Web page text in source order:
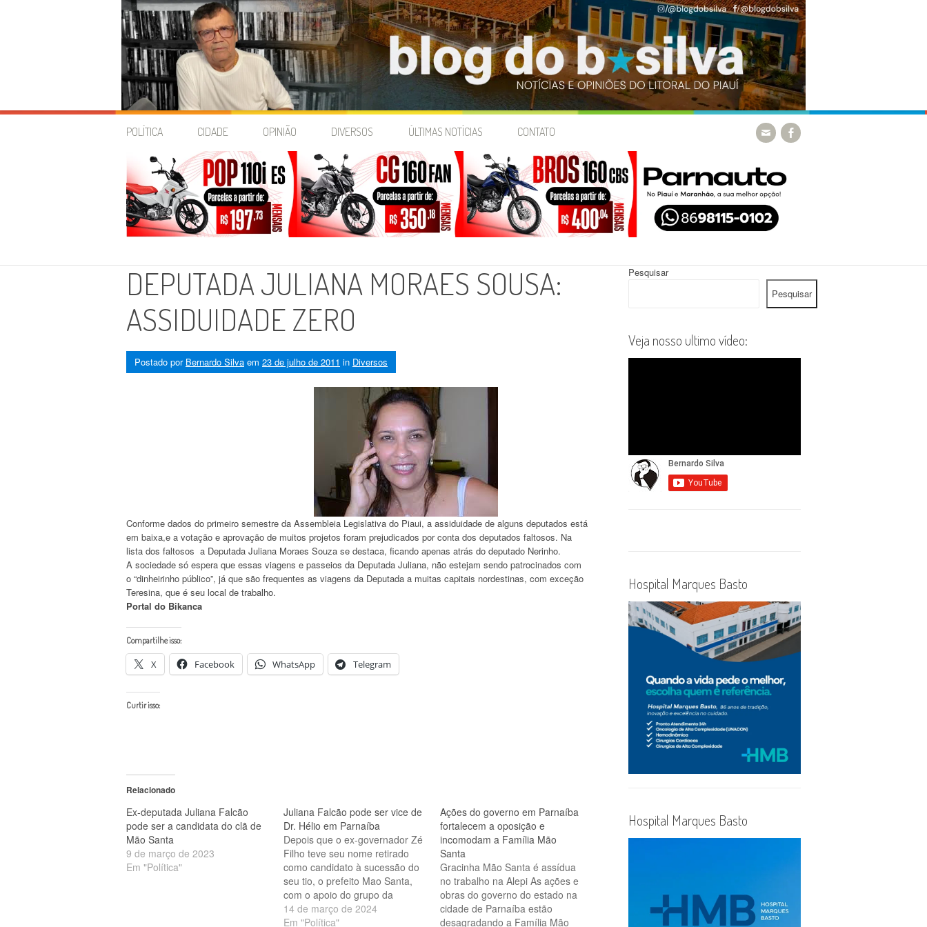
Skip
POLÍTICA CIDADE OPINIÃO DIVERSOS ÚLTIMAS NOTÍCIAS CONTATO
DEPUTADA JULIANA MORAES SOUSA:
ASSIDUIDADE ZERO
Postado por Bernardo Silva em 23 de julho de 2011 in Diversos
Conforme dados do primeiro semestre da Assembleia Legislativa do Piaui, a assiduidade de alguns deputados está
em baixa,e a votação e aprovação de muitos projetos foram prejudicados por conta dos deputados faltosos. Na
lista dos faltosos a Deputada Juliana Moraes Souza se destaca, ficando apenas atrás do deputado Nerinho.
A sociedade só espera que essas viagens e passeios da Deputada Juliana, não estejam sendo patrocinados com
o “dinheirinho público”, já que são frequentes as viagens da Deputada a muitas capitais nordestinas, com exceção
Teresina, que é seu local de trabalho.
Portal do Bikanca
Compartilhe isso:
X Facebook WhatsApp Telegram
Curtir isso:
Relacionado
Ex-deputada Juliana Falcão
pode ser a candidata do clã de
Mão Santa
9 de março de 2023
Em "Política"
Juliana Falcão pode ser vice de
Dr. Hélio em Parnaíba
Depois que o ex-governador Zé
Filho teve seu nome retirado
como candidato à sucessão do
seu tio, o prefeito Mao Santa,
com o apoio do grupo da
prefeitura, circula fortemente em
Parnaíba o nome da ex-
14 de março de 2024
Em "Política"
Ações do governo em Parnaíba
fortalecem a oposição e
incomodam a Família Mão
Santa
Gracinha Mão Santa é assídua
no trabalho na Alepi As ações e
obras do governo do estado na
cidade de Parnaíba estão
desagradando a Família Mão
Pesquisar
Pesquisar
Veja nosso ultimo vídeo:
Hospital Marques Basto
Hospital Marques Basto